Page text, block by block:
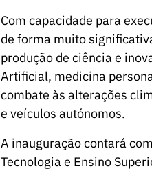
Com capacidade para
de forma muito
produção de ciência e
Artificial, medicina
combate às alterações
e veículos autónomos.
A inauguração contará
Tecnologia e Ensino